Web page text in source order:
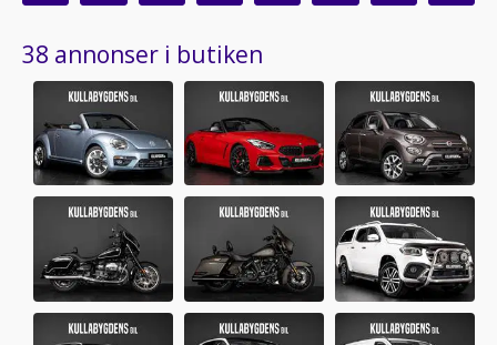
38 annonser i butiken